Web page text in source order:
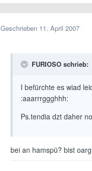
Geschrieben 11. April 2007
FURIOSO schrieb:
I befürchte es wiad
:aaarrrggghhh:
Ps.tendia dzt daher
bei an hamspü? bist